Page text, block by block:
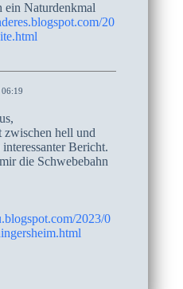
ein Naturdenkmal
20
zwischen hell und
Bericht.
die Schwebebahn
2023/0